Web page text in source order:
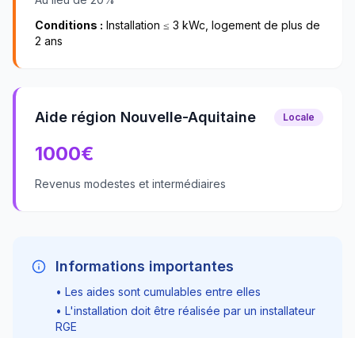
Conditions : Installation ≤ 3 kWc, logement de plus de
2 ans
Aide région Nouvelle-Aquitaine Locale
1000€
Revenus modestes et intermédiaires
Informations importantes
• Les aides sont cumulables entre elles
• L'installation doit être réalisée par un installateur
RGE